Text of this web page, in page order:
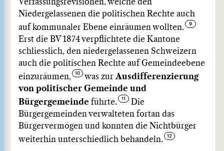
Verfassungsrevisionen, welche den
Niedergelassenen die politischen Rechte auch
auf kommunaler Ebene einräumen wollten.
Erst die BV 1874 verpflichtete die Kantone
schliesslich, den niedergelassenen Schweizern
auch die politischen Rechte auf Gemeindeebene
einzuräumen,
was zur Ausdifferenzierung
von politischer Gemeinde und
Bürgergemeinde führte.
Die
Bürgergemeinden verwalteten fortan das
Bürgervermögen und konnten die Nichtbürger
weiterhin unterschiedlich behandeln.